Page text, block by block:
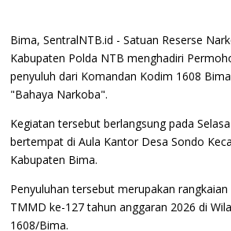
Bima, SentralNTB.id - Satuan Reserse
Kabupaten Polda NTB menghadiri
penyuluh dari Komandan Kodim 1608
"Bahaya Narkoba".
Kegiatan tersebut berlangsung pada
bertempat di Aula Kantor Desa Sondo
Kabupaten Bima.
Penyuluhan tersebut merupakan
TMMD ke-127 tahun anggaran 2026 di
1608/Bima.